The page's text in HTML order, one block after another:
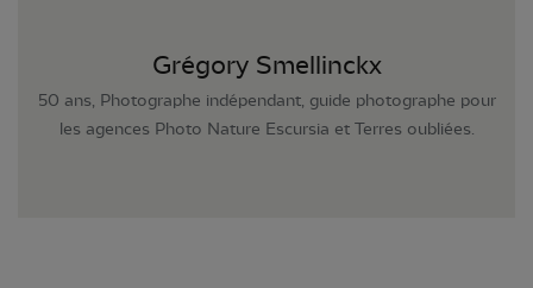
Grégory Smellinckx
50 ans, Photographe indépendant, guide photographe pour
les agences Photo Nature Escursia et Terres oubliées.